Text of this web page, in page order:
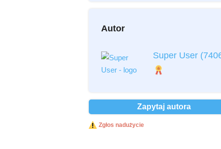
Autor
Super User
Zapytaj autora
Zgłos nadużycie
Przeczytałem i akceptuję
Politykę
Prywatności
Ochrona danych osobowych *